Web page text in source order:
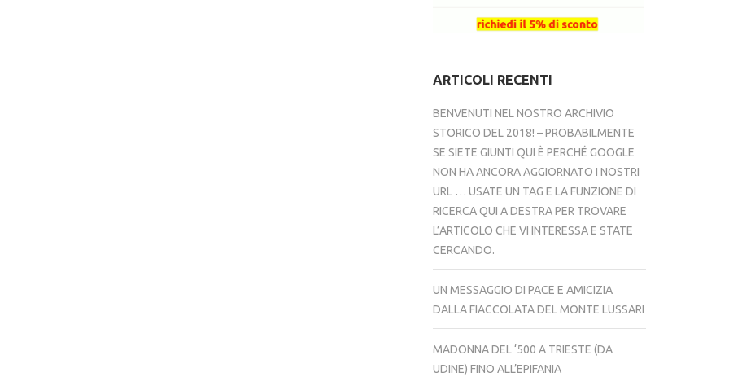
ARTICOLI RECENTI
BENVENUTI NEL NOSTRO ARCHIVIO
STORICO DEL 2018! – PROBABILMENTE
SE SIETE GIUNTI QUI È PERCHÉ GOOGLE
NON HA ANCORA AGGIORNATO I NOSTRI
URL … USATE UN TAG E LA FUNZIONE DI
RICERCA QUI A DESTRA PER TROVARE
L’ARTICOLO CHE VI INTERESSA E STATE
CERCANDO.
UN MESSAGGIO DI PACE E AMICIZIA
DALLA FIACCOLATA DEL MONTE LUSSARI
MADONNA DEL ‘500 A TRIESTE (DA
UDINE) FINO ALL’EPIFANIA